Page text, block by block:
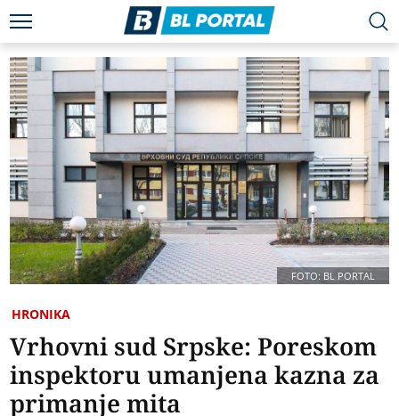
FOTO: BL PORTAL
HRONIKA
Vrhovni sud Srpske: Poreskom
inspektoru umanjena kazna za
primanje mita